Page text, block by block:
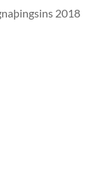
2018